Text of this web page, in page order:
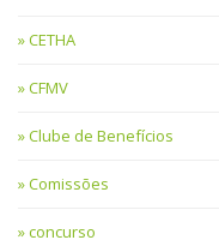
CETHA
CFMV
Clube de Benefícios
Comissões
concurso